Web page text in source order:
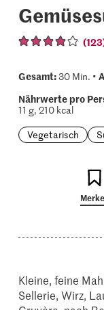
Gesamt:30 Min. •
Nährwerte pro
11 g, 210 kcal
Vegetarisch
Kleine, feine
Sellerie, Wirz,